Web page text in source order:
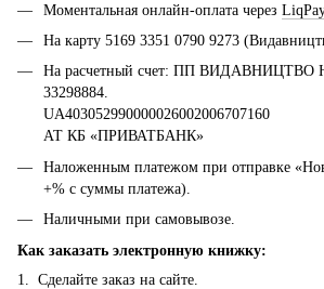
Моментальная онлайн-оплата через
На карту 5169 3351 0790 9273
На расчетный счет: ПП ВИДАВНИЦТВО
33298884.
UA403052990000026002006707160
АТ КБ «ПРИВАТБАНК»
Наложенным платежом при отправке
+% с суммы платежа).
Наличными при самовывозе.
Как заказать электронную книжку:
1. Сделайте заказ на сайте.